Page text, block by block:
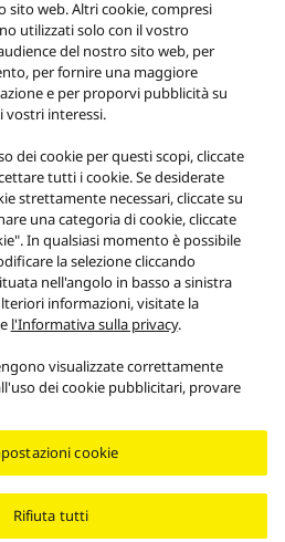
Act
Garanzia legale
Area/Country
Branch Office of Panasonic Marketing
riservati. P.IVA: 07409680969
web. Altri cookie, compresi
utilizzati solo con il vostro
del nostro sito web, per
per fornire una maggiore
e per proporvi pubblicità su
vostri interessi.
dei cookie per questi scopi, cliccate
tutti i cookie. Se desiderate
strettamente necessari, cliccate su
una categoria di cookie, cliccate
In qualsiasi momento è possibile
la selezione cliccando
nell'angolo in basso a sinistra
informazioni, visitate la
l'Informativa sulla privacy.
visualizzate correttamente
dei cookie pubblicitari, provare
cookie
Rifiuta tutti